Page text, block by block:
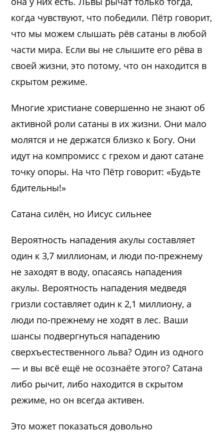
когда чувствуют, что победили. Пётр говорит,
что мы можем слышать рёв сатаны в любой
части мира. Если вы не слышите его рёва в
своей жизни, это потому, что он находится в
скрытом режиме.
Многие христиане совершенно не знают об
активной роли сатаны в их жизни. Они мало
молятся и не держатся близко к Богу. Они
идут на компромисс с грехом и дают сатане
точку опоры. На что Пётр говорит: «Будьте
бдительны!»
Сатана силён, но Иисус сильнее
Вероятность нападения акулы составляет
один к 3,7 миллионам, и люди по-прежнему
не заходят в воду, опасаясь нападения
акулы. Вероятность нападения медведя
гризли составляет один к 2,1 миллиону, а
люди по-прежнему не ходят в лес. Ваши
шансы подвергнуться нападению
сверхъестественного льва? Один из одного
— и вы всё ещё не осознаёте этого? Сатана
либо рычит, либо находится в скрытом
режиме, но он всегда активен.
Это может показаться довольно